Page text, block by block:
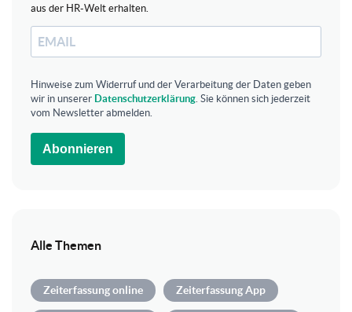
aus der HR-Welt erhalten.
Hinweise zum Widerruf und der Verarbeitung der Daten geben
wir in unserer Datenschutzerklärung . Sie können sich jederzeit
vom Newsletter abmelden.
Abonnieren
Alle Themen
Zeiterfassung online Zeiterfassung App